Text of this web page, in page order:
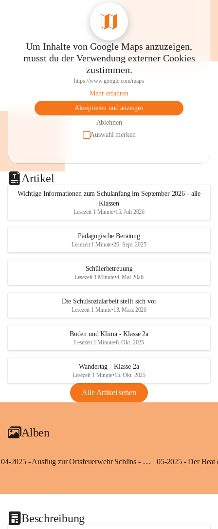
Um Inhalte von Google Maps anzuzeigen,
musst du der Verwendung externer Cookies
zustimmen.
https://www.google.com/maps
Mehr erfahren
Akzeptieren und anzeigen
Ablehnen
Auswahl merken
Artikel
Wichtige Informationen zum Schulanfang im September 2026 - alle
Klassen
Lesezeit 1 Minute•15. Juli 2026
Pädagogische Beratung
Lesezeit 1 Minute•26. Sept. 2025
Schülerbetreuung
Lesezeit 1 Minute•4. Mai 2026
Die Schulsozialarbeit stellt sich vor
Lesezeit 1 Minute•13. März 2026
Boden und Klima - Klasse 2a
Lesezeit 1 Minute•6. Okt. 2025
Wandertag - Klasse 2a
Lesezeit 1 Minute•15. Okt. 2025
Alle Artikel sehen
Alben
04-2025 - Ausflug zur Ortsfeuerwehr Schlins - Klassen 3a und 3b
Beschreibung